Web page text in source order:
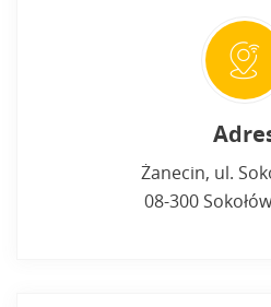
Żanecin, ul.
08-300